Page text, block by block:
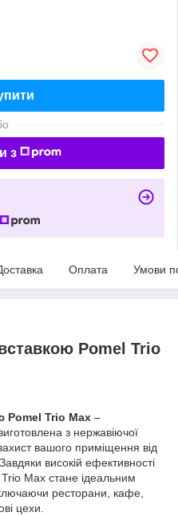
з
Оплата Умови
Pomel Trio
Pomel Trio Max –
з нержавіючої
вашого приміщення від
високій ефективності
Max стане ідеальним
ресторани, кафе,
цехи.